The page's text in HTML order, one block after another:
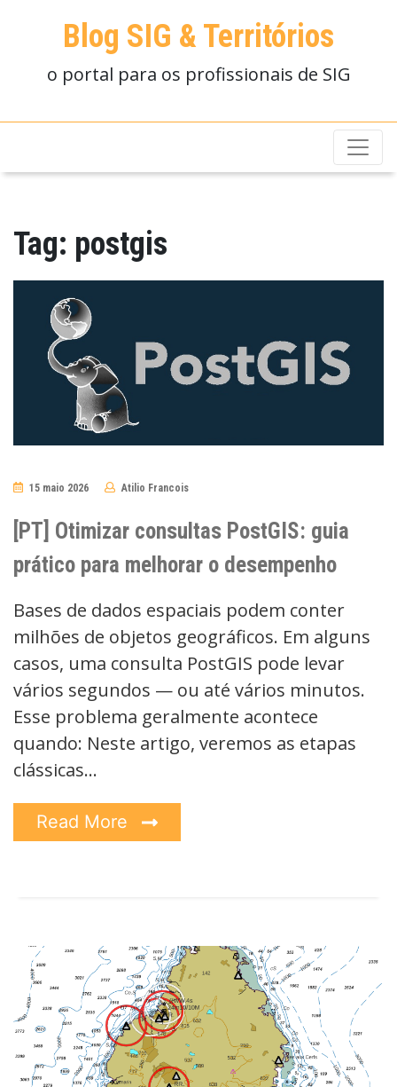
Blog SIG & Territórios
o portal para os profissionais de SIG
Tag: postgis
15 maio 2026 Atilio Francois
[PT] Otimizar consultas PostGIS: guia
prático para melhorar o desempenho
Bases de dados espaciais podem conter
milhões de objetos geográficos. Em alguns
casos, uma consulta PostGIS pode levar
vários segundos — ou até vários minutos.
Esse problema geralmente acontece
quando: Neste artigo, veremos as etapas
clássicas…
Read More